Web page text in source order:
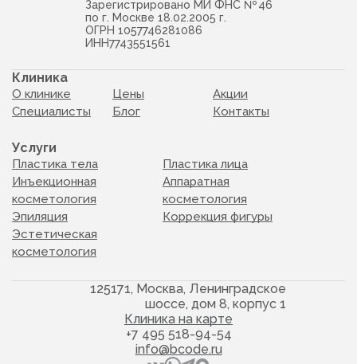
Зарегистрировано МИ ФНС № 46
по г. Москве 18.02.2005 г.
ОГРН 1057746281086
ИНН7743551561
Клиника
О клинике Цены
Акции
Специалисты
Блог Контакты
Услуги
Пластика тела
Пластика лица
Инъекционная
косметология
Аппаратная
косметология
Эпиляция
Коррекция фигуры
Эстетическая
косметология
125171, Москва, Ленинградское
шоссе, дом 8, корпус 1
Клиника на карте
+7 495 518-94-54
info@bcode.ru